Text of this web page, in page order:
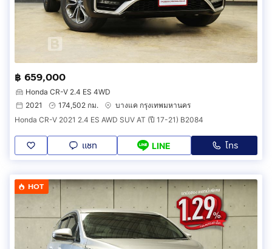
฿ 659,000
Honda CR-V 2.4 ES 4WD
2021
174,502 กม.
บางแค กรุงเทพมหานคร
Honda CR-V 2021 2.4 ES AWD SUV AT (ปี 17-21) B2084
แชท LINE โทร
HOT